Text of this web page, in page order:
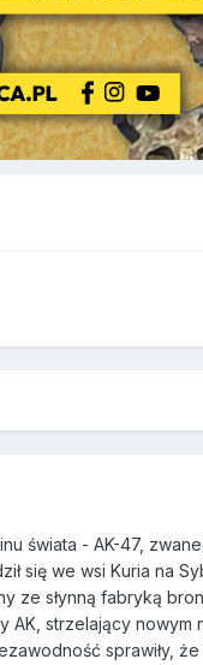
świata - AK-47,
się we wsi Kuria na
ze słynną fabryką
AK, strzelający
sprawiły,